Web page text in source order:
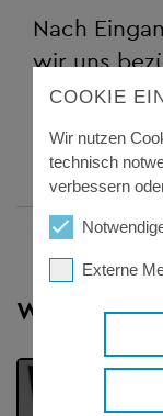
Nach
wir uns
Zur Anfrage
Weitere
COOKIE
Wir nutzen
technisch
verbessern
Externe